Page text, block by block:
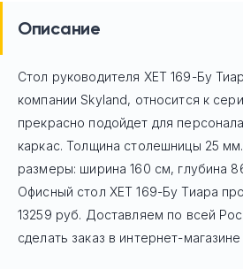
Описание
Стол руководителя XET 169-Бу
компании Skyland, относится к
прекрасно подойдет для
каркас. Толщина столешницы 25
размеры: ширина 160 см, глубина
Офисный стол XET 169-Бу Тиара
13259 руб. Доставляем по всей
сделать заказ в интернет-